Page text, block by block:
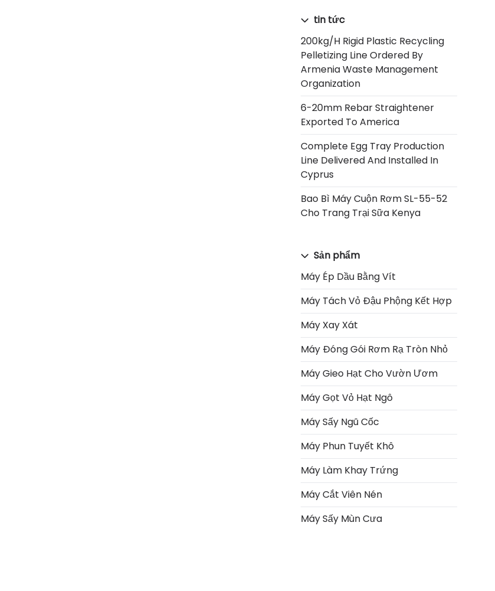
tin tức
200kg/h Rigid Plastic Recycling
Pelletizing Line Ordered By
Armenia Waste Management
Organization
6-20mm Rebar Straightener
Exported To America
Complete Egg Tray Production
Line Delivered And Installed In
Cyprus
Bao Bì Máy Cuộn Rơm SL-55-52
Cho Trang Trại Sữa Kenya
Sản phẩm
Máy Ép Dầu Bằng Vít
Máy Tách Vỏ Đậu Phộng Kết Hợp
Máy Xay Xát
Máy Đóng Gói Rơm Rạ Tròn Nhỏ
Máy Gieo Hạt Cho Vườn Ươm
Máy Gọt Vỏ Hạt Ngô
Máy Sấy Ngũ Cốc
Máy Phun Tuyết Khô
Máy Làm Khay Trứng
Máy Cắt Viên Nén
Máy Sấy Mùn Cưa
Greek
Italian